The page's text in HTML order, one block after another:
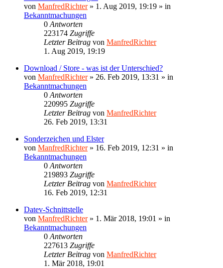
von ManfredRichter» 1. Aug 2019, 19:19 » in
Bekanntmachungen
0 Antworten
223174 Zugriffe
Letzter Beitrag von ManfredRichter
1. Aug 2019, 19:19
Download / Store - was ist der Unterschied?
von ManfredRichter» 26. Feb 2019, 13:31 » in
Bekanntmachungen
0 Antworten
220995 Zugriffe
Letzter Beitrag von ManfredRichter
26. Feb 2019, 13:31
Sonderzeichen und Elster
von ManfredRichter» 16. Feb 2019, 12:31 » in
Bekanntmachungen
0 Antworten
219893 Zugriffe
Letzter Beitrag von ManfredRichter
16. Feb 2019, 12:31
Datev-Schnittstelle
von ManfredRichter» 1. Mär 2018, 19:01 » in
Bekanntmachungen
0 Antworten
227613 Zugriffe
Letzter Beitrag von ManfredRichter
1. Mär 2018, 19:01